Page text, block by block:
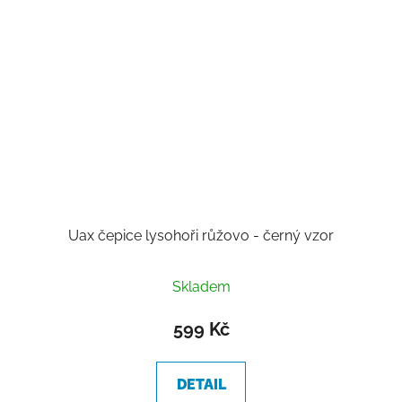
Uax čepice lysohoři růžovo - černý vzor
hodnocení
produktu
z
Skladem
599 Kč
DETAIL